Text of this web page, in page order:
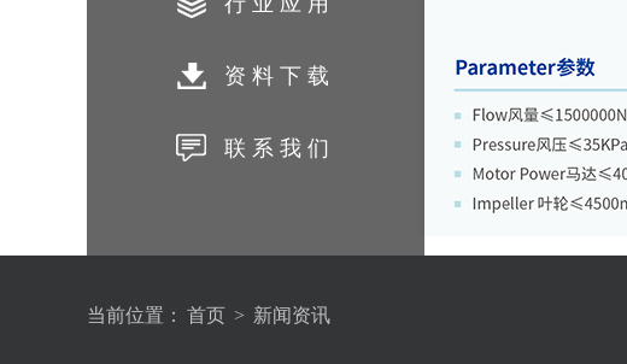
资料下载
联系我们
当前位置： 首页 > 新闻资讯